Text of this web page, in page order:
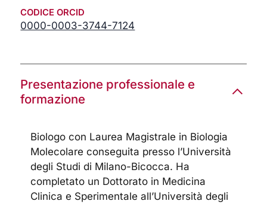
CODICE ORCID
0000-0003-3744-7124
Presentazione professionale e
formazione
Biologo con Laurea Magistrale in Biologia
Molecolare conseguita presso l’Università
degli Studi di Milano-Bicocca. Ha
completato un Dottorato in Medicina
Clinica e Sperimentale all’Università degli